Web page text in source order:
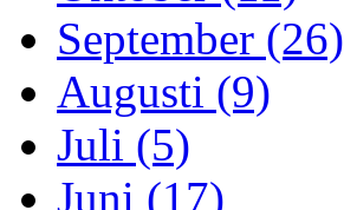
September (26)
Augusti (9)
Juli (5)
Juni (17)